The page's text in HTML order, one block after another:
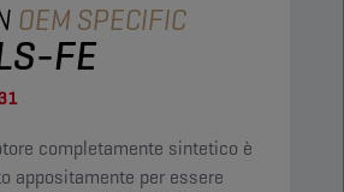
OEM SPECIFIC
FE
completamente sintetico è
appositamente per essere